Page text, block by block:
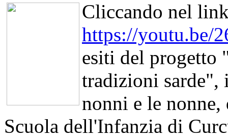
Cliccando nel
https://youtu.be/
esiti del progetto
tradizioni sarde",
nonni e le
Scuola dell'Infanzia di